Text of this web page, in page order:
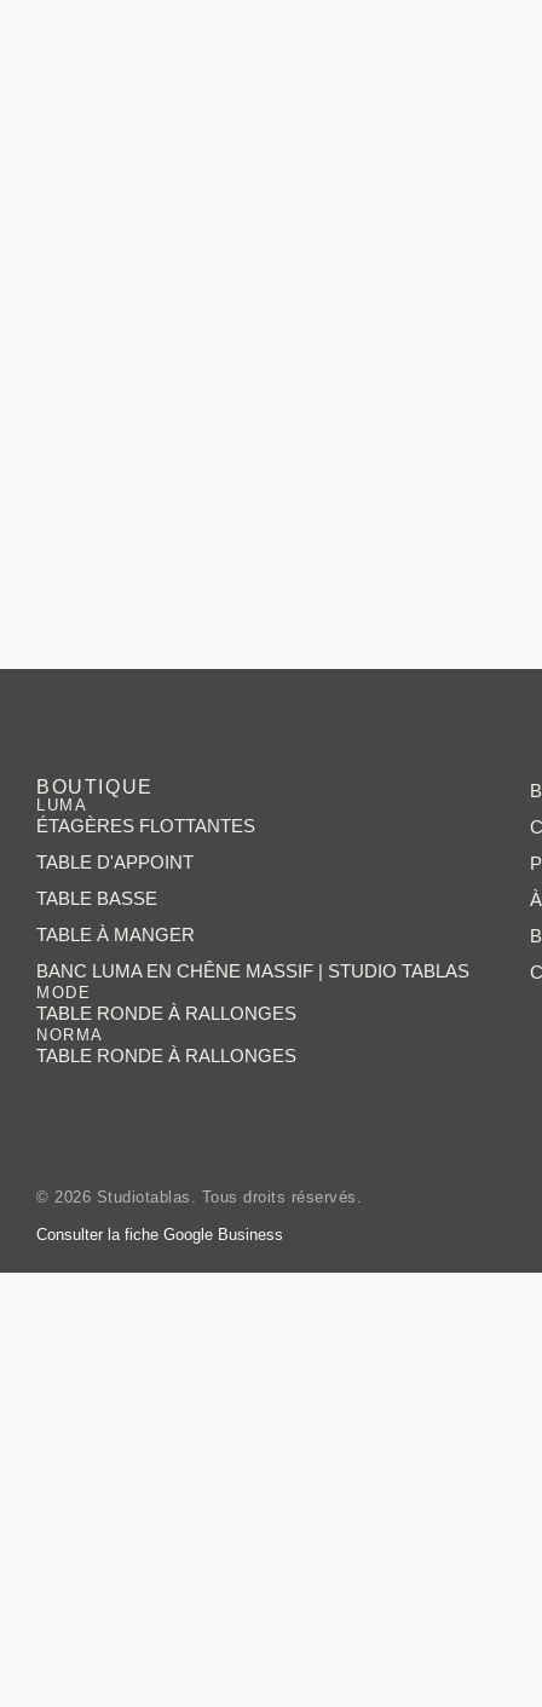
BOUTIQUE
LUMA
ÉTAGÈRES FLOTTANTES
TABLE D'APPOINT
TABLE BASSE
TABLE À MANGER
BANC LUMA EN CHÊNE MASSIF | STUDIO TABLAS
MODE
TABLE RONDE À RALLONGES
NORMA
TABLE RONDE À RALLONGES
© 2026 Studiotablas. Tous droits réservés.
Consulter la fiche Google Business